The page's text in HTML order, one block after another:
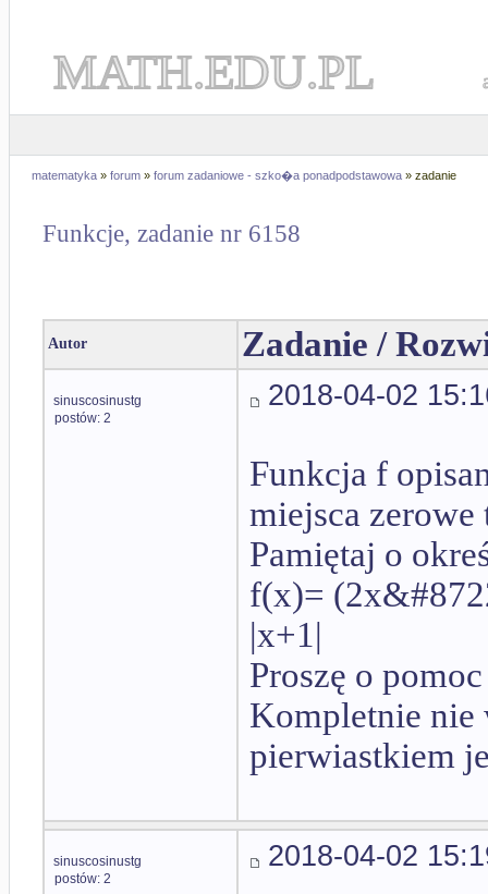
MATH.EDU.PL
matematyka » forum » forum zadaniowe - szko�a ponadpodstawowa » zadanie
Funkcje, zadanie nr 6158
Autor Zadanie /
sinuscosinustg
postów: 2
2018-04-02
Funkcja f
miejsca
Pamiętaj o
f(x)=
|x+1|
Proszę o
Kompletnie nie
pierwiastkiem
sinuscosinustg
postów: 2
2018-04-02